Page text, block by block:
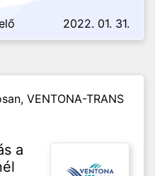
2022. 01. 31.
VENTONA-TRANS
a